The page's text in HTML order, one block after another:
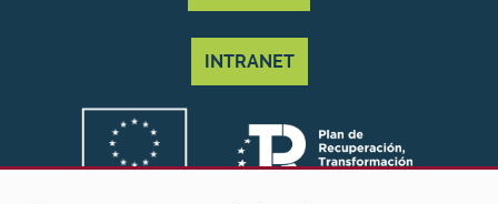
INTRANET